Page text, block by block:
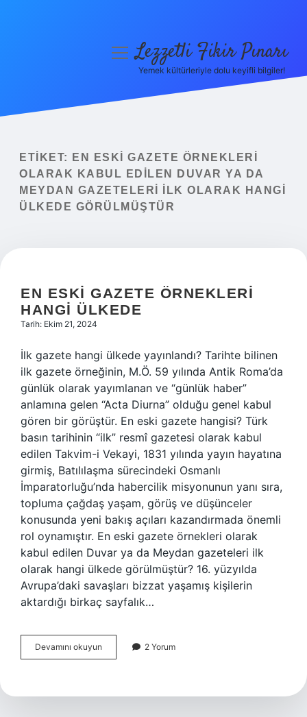
Yasal Uyarı
Hakkımızda
menüyüLezzetli Fikir Pınarı
Yemek kültürleriyle dolu keyifli bilgiler!
ETIKET:
EN ESKI GAZETE ÖRNEKLERI
OLARAK KABUL EDILEN DUVAR YA DA
MEYDAN GAZETELERI ILK OLARAK HANGI
ÜLKEDE GÖRÜLMÜŞTÜR
EN ESKI GAZETE ÖRNEKLERI
HANGI ÜLKEDE
Tarih: Ekim 21, 2024
İlk gazete hangi ülkede yayınlandı? Tarihte bilinen
ilk gazete örneğinin, M.Ö. 59 yılında Antik Roma’da
günlük olarak yayımlanan ve “günlük haber”
anlamına gelen “Acta Diurna” olduğu genel kabul
gören bir görüştür. En eski gazete hangisi? Türk
basın tarihinin “ilk” resmî gazetesi olarak kabul
edilen Takvim-i Vekayi, 1831 yılında yayın hayatına
girmiş, Batılılaşma sürecindeki Osmanlı
İmparatorluğu’nda habercilik misyonunun yanı sıra,
topluma çağdaş yaşam, görüş ve düşünceler
konusunda yeni bakış açıları kazandırmada önemli
rol oynamıştır. En eski gazete örnekleri olarak
kabul edilen Duvar ya da Meydan gazeteleri ilk
olarak hangi ülkede görülmüştür? 16. yüzyılda
Avrupa’daki savaşları bizzat yaşamış kişilerin
aktardığı birkaç sayfalık…
Devamını okuyun
Eski
Hangi
2 Yorum